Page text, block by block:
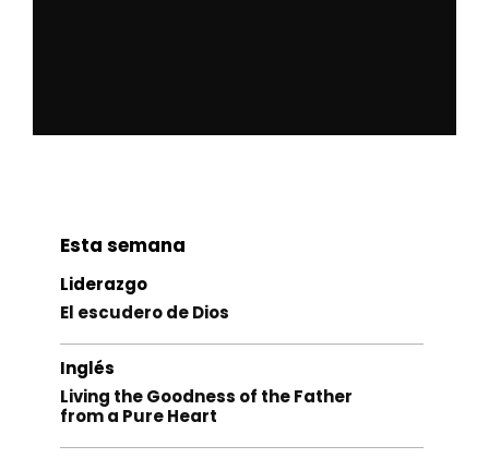
Esta semana
Liderazgo
El escudero de Dios
Inglés
Living the Goodness of the Father
from a Pure Heart